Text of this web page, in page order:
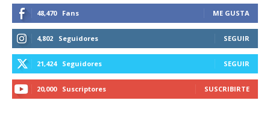
48,470 Fans ME GUSTA
4,802 Seguidores SEGUIR
21,424 Seguidores SEGUIR
20,000 Suscriptores SUSCRIBIRTE